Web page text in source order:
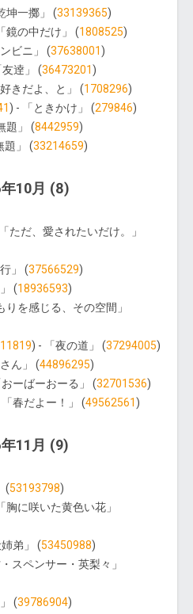
坤一擲」 (33139365)
鏡の中だけ」 (1808525)
ビニ」 (37638001 )
友逹」 (36473201 )
きだよ、と」 (1708296)
) - 「ときかけ」 (279846)
題」 (8442959)
題」 (33214659)
10月 (8)
ただ、愛されたいだけ。」
」 (37566529)
(18936593)
りを感じる、その空間」
11819) - 「夜の道」 (37294005)
ん」 (44896295)
おーばーおーる」 (32701536)
「春だよー！」 (49562561 )
11月 (9)
(53193798)
胸に咲いた黄色い花」
弟」 (53450988)
スペンサー・英梨々」
(39786904)